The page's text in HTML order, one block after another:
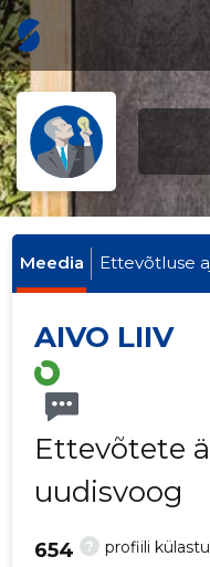
Meedia Ettevõtluse
AIVO LIIV
Ettevõtete
uudisvoog
? profiili
654